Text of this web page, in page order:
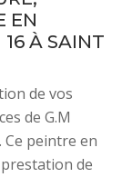
EN
À SAINT
de vos
de G.M
peintre en
de